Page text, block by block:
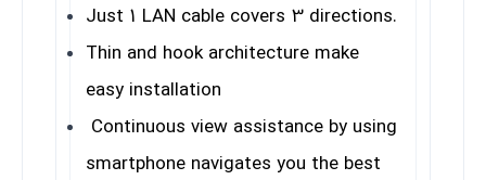
Just 1 LAN cable covers 3 directions.
Thin and hook architecture make
easy installation
Continuous view assistance by using
smartphone navigates you the best